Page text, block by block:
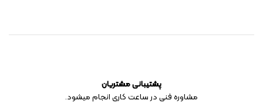
پشتیبانی مشتریان
مشاوره فنی در ساعت کاری انجام میشود.